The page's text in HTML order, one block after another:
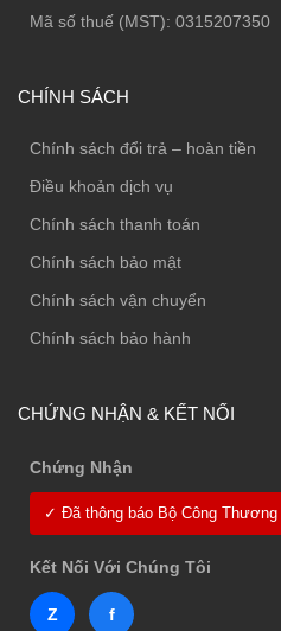
Mã số thuế (MST): 0315207350
CHÍNH SÁCH
Chính sách đổi trả – hoàn tiền
Điều khoản dịch vụ
Chính sách thanh toán
Chính sách bảo mật
Chính sách vận chuyển
Chính sách bảo hành
CHỨNG NHẬN & KẾT NỐI
Chứng Nhận
✓ Đã thông báo Bộ Công Thương
Kết Nối Với Chúng Tôi
Z f